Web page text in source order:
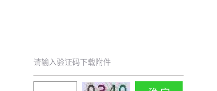
请输入验证码下载附件